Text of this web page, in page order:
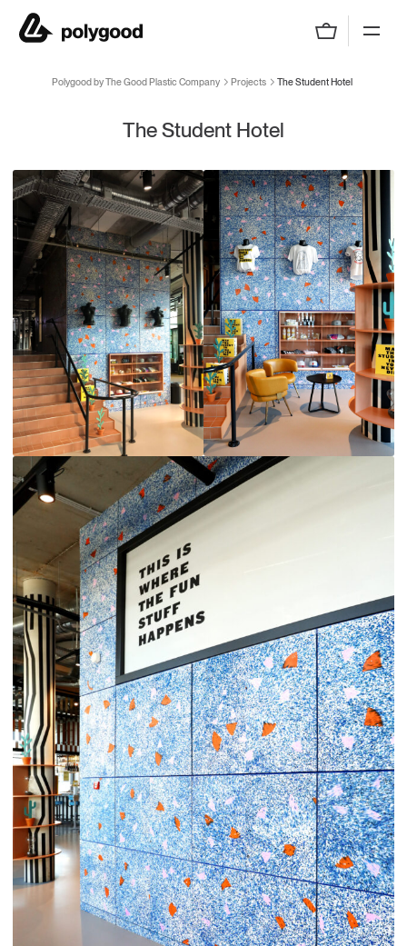
Polygood by The Good Plastic Company
Polygood by The Good Plastic Company Projects The Student Hotel
The Student Hotel